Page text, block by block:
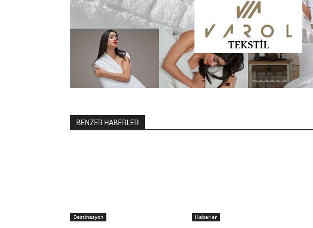
BENZER HABERLER
Destinasyon Haberler